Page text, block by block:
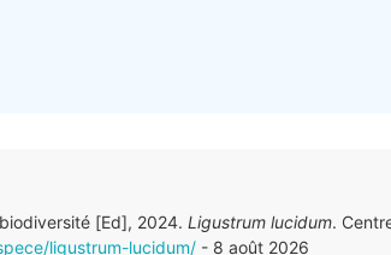
[Ed], 2024. Ligustrum lucidum.
ligustrum-lucidum/ - 8 août 2026